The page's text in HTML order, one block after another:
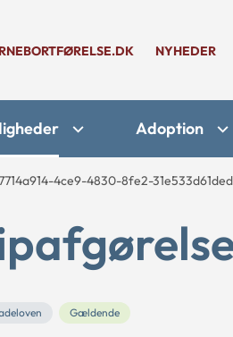
NYHEDER
Adoption
4ce9-4830-8fe2-31e533d61ded
Gældende